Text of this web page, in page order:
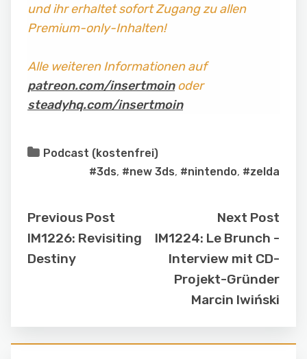
und ihr erhaltet sofort Zugang zu allen
Premium-only-Inhalten!
Alle weiteren Informationen auf
patreon.com/insertmoinoder
steadyhq.com/insertmoin
Podcast (kostenfrei)
#3ds, #new 3ds, #nintendo, #zelda
Previous Post
IM1226: Revisiting
Destiny
Next Post
IM1224: Le Brunch -
Interview mit CD-
Projekt-Gründer
Marcin Iwiński